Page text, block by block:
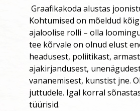
Graafikakoda alustas
Kohtumised on mõeldud
ajaloolise rolli – olla
tee kõrvale on olnud elust
headusest, poliitikast,
ajakirjandusest,
vananemisest, kunstist jne.
juttudele. Igal korral
tüürisid.